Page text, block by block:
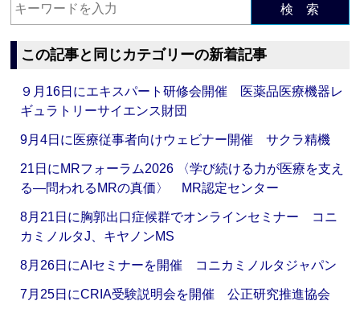
検 索
この記事と同じカテゴリーの新着記事
９月16日にエキスパート研修会開催 医薬品医療機器レ
ギュラトリーサイエンス財団
9月4日に医療従事者向けウェビナー開催 サクラ精機
21日にMRフォーラム2026 〈学び続ける力が医療を支え
る―問われるMRの真価〉 MR認定センター
8月21日に胸郭出口症候群でオンラインセミナー コニ
カミノルタJ、キヤノンMS
8月26日にAIセミナーを開催 コニカミノルタジャパン
7月25日にCRIA受験説明会を開催 公正研究推進協会